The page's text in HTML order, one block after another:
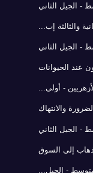
- الجيل الثاني
والثالثة إب...
- الجيل الثاني
عند الحيوانات
- أولى...
والانتهاك
- الجيل الثاني
ذهاب إلى السوق
متوسط - الجيل...